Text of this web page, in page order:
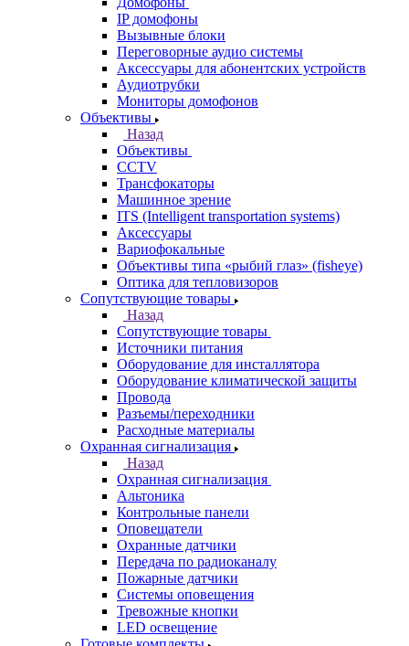
IP домофоны
Вызывные блоки
Переговорные аудио системы
Аксессуары для абонентских устройств
Аудиотрубки
Мониторы домофонов
Объективы
Назад
Объективы
CCTV
Трансфокаторы
Машинное зрение
ITS (Intelligent transportation systems)
Аксессуары
Вариофокальные
Объективы типа «рыбий глаз» (fisheye)
Оптика для тепловизоров
Сопутствующие товары
Назад
Сопутствующие товары
Источники питания
Оборудование для инсталлятора
Оборудование климатической защиты
Провода
Разъемы/переходники
Расходные материалы
Охранная сигнализация
Назад
Охранная сигнализация
Альтоника
Контрольные панели
Оповещатели
Охранные датчики
Передача по радиоканалу
Пожарные датчики
Системы оповещения
Тревожные кнопки
LED освещение